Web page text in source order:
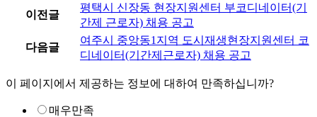
이전글
평택시 신장동 현장지원센터 부코디네이터(기
간제 근로자) 채용 공고
다음글
여주시 중앙동1지역 도시재생현장지원센터 코
디네이터(기간제근로자) 채용 공고
이 페이지에서 제공하는 정보에 대하여 만족하십니까?
매우만족